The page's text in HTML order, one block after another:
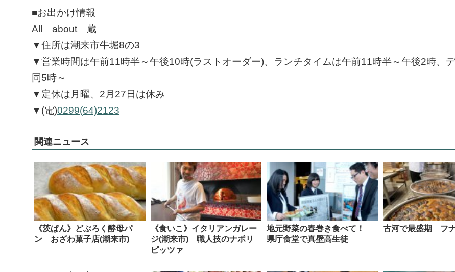
■お出かけ情報
All about 蔵
▼住所は潮来市牛堀8の3
▼営業時間は午前11時半～午後10時(ラストオーダー)、ランチタイムは午前11時半～午後2時、
同5時～
▼定休は月曜、2月27日は休み
▼(電)0299(64)2123
関連ニュース
《茨ぱん》どぶろく酵母パ
ン おざわ菓子店(潮来市)
《食いこ》イタリアンガレー
ジ(潮来市) 職人技のナポリ
ピッツァ
地元野菜の春巻き食べて！
県庁食堂で真壁高生徒
古河で最盛期 フ